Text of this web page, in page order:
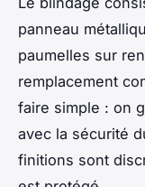
panneau
paumelles sur
remplacement
faire simple : on
avec la sécurité
finitions sont